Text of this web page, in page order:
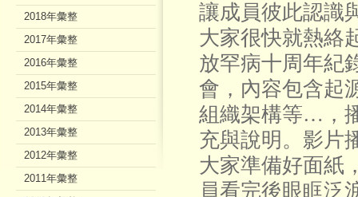
讓成員彼此認識
大家很快就熱絡
放罕病十周年紀
會，內容包含起
組織架構等…，
充與說明。影片
大家準備好面紙
員看完後眼眶泛
2018年彙整
2017年彙整
2016年彙整
2015年彙整
2014年彙整
2013年彙整
2012年彙整
2011年彙整